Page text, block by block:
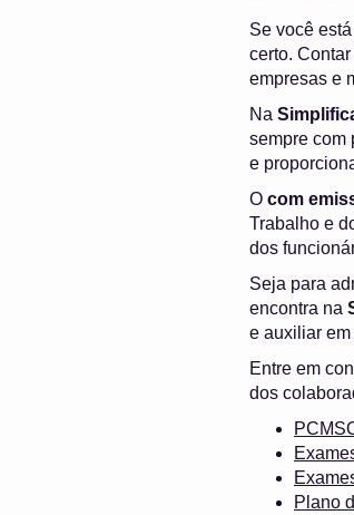
Se você
certo.
empresas e
Na
sempre com
e
O com
Trabalho e
dos
Seja para
encontra na
e auxiliar
Entre em
dos
Plano